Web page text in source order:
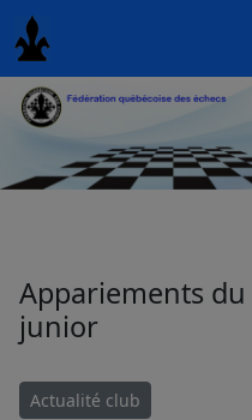
Appariements
junior
Actualité club